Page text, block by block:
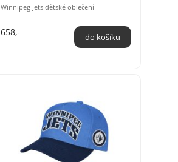
Winnipeg Jets dětské oblečení
658,-